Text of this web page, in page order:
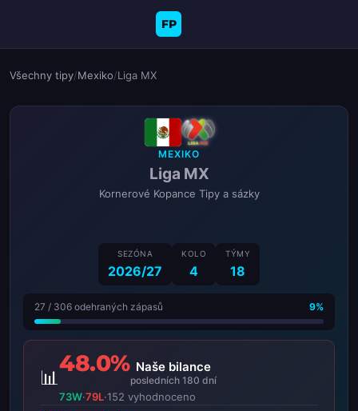
FP
Všechny tipy/Mexiko/Liga MX
MEXIKO
Liga MX
Kornerové Kopance Tipy a sázky
SEZÓNA
2026/27
KOLO
4
TÝMY
18
27 / 306 odehraných zápasů 9%
📊
48.0% Naše bilance
posledních 180 dní
73W·79L·152 vyhodnoceno